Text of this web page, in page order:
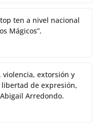
ten a nivel nacional
Mágicos”.
violencia, extorsión y
de expresión,
Arredondo.